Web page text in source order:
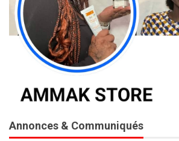
Annonces & Communiqués